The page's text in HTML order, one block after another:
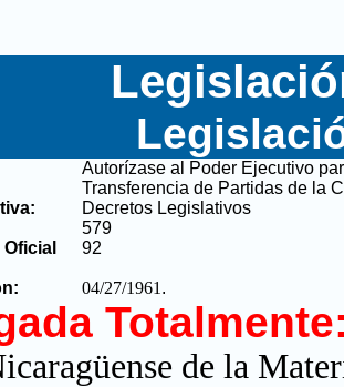
Autorízase al Poder Ejecutivo
Transferencia de Partidas de la
Decretos Legislativos
579
92
04/27/1961 .
de la